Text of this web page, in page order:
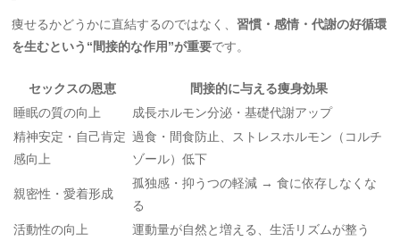
痩せるかどうかに直結するのではなく、 習慣・感情・代謝の好循環
を生むという“間接的な作用”が重要です。
セックスの恩恵
間接的に与える痩身効果
睡眠の質の向上
成長ホルモン分泌・基礎代謝アップ
精神安定・自己肯定
感向上
過食・間食防止、ストレスホルモン（コルチ
ゾール）低下
親密性・愛着形成
孤独感・抑うつの軽減 → 食に依存しなくな
る
活動性の向上
運動量が自然と増える、生活リズムが整う